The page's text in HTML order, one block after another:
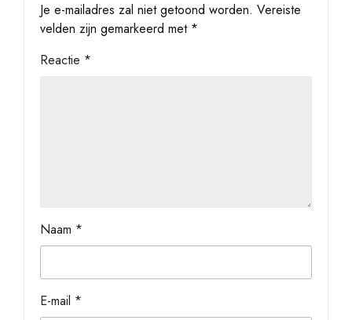
Je e-mailadres zal niet getoond worden. Vereiste
velden zijn gemarkeerd met *
Reactie *
Naam *
E-mail *